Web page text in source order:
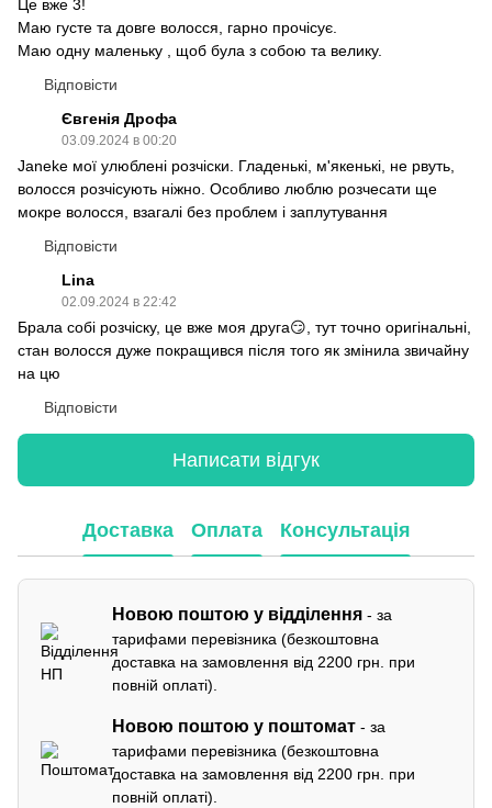
Це вже 3!
Маю густе та довге волосся, гарно прочісує.
Маю одну маленьку , щоб була з собою та велику.
Відповісти
Євгенія Дрофа
03.09.2024 в 00:20
Janeke мої улюблені розчіски. Гладенькі, м'якенькі, не рвуть,
волосся розчісують ніжно. Особливо люблю розчесати ще
мокре волосся, взагалі без проблем і заплутування
Відповісти
Lina
02.09.2024 в 22:42
Брала собі розчіску, це вже моя друга😏, тут точно оригінальні,
стан волосся дуже покращився після того як змінила звичайну
на цю
Відповісти
Написати відгук
Доставка Оплата Консультація
Новою поштою у відділення - за
тарифами перевізника (безкоштовна
доставка на замовлення від 2200 грн. при
повній оплаті).
Новою поштою у поштомат - за
тарифами перевізника (безкоштовна
доставка на замовлення від 2200 грн. при
повній оплаті).